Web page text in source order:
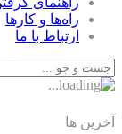
راه‌ها و كارها
ارتباط با ما
آخرین ها